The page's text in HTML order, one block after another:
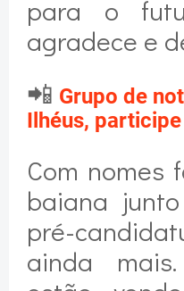
para o
agradece e
📲 Grupo de
Ilhéus, participe
Com nomes
baiana
pré-
ainda